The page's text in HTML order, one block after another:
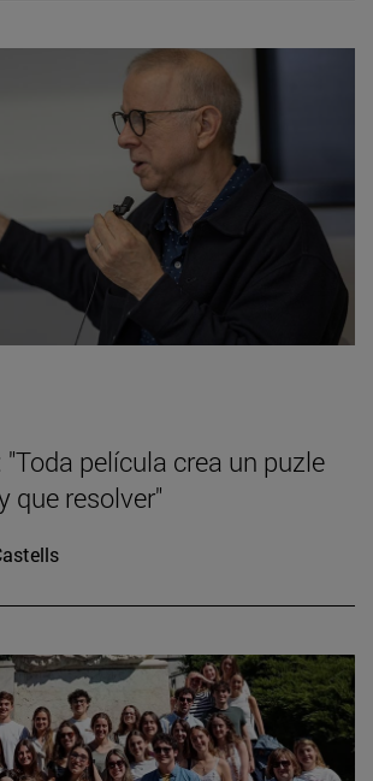
"Toda película crea un puzle
que resolver"